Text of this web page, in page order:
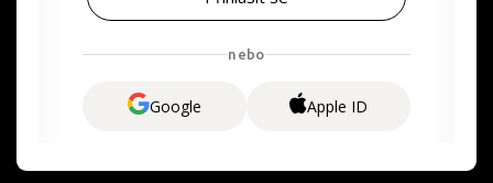
nebo
Google Apple ID